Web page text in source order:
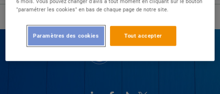
"paramétrer les cookies" en bas de chaque page de notre site.
Tout accepter
Paramètres des cookies